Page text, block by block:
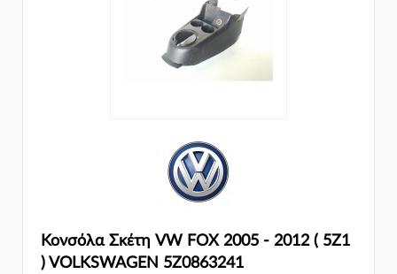
Κονσόλα Σκέτη VW FOX 2005 - 2012 ( 5Z1
) VOLKSWAGEN 5Z0863241